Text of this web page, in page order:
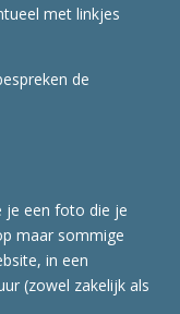
met linkjes
de
je een foto die je
maar sommige
in een
(zowel zakelijk als